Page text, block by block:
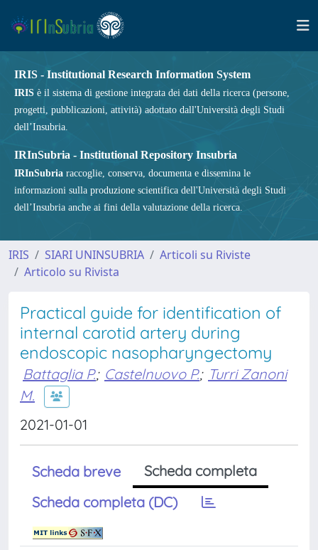
IRIS - Institutional Research Information System
IRIS è il sistema di gestione integrata dei dati della ricerca (persone,
progetti, pubblicazioni, attività) adottato dall'Università degli Studi
dell’Insubria.
IRInSubria - Institutional Repository Insubria
IRInSubria raccoglie, conserva, documenta e dissemina le
informazioni sulla produzione scientifica dell'Università degli Studi
dell’Insubria anche ai fini della valutazione della ricerca.
IRIS SIARI UNINSUBRIA
Articoli su Riviste
Articolo su Rivista
Practical guide for identification of
internal carotid artery during
endoscopic nasopharyngectomy
Battaglia P.; Castelnuovo P.; Turri Zanoni
M.
2021-01-01
Scheda breve
Scheda completa
Scheda completa (DC)